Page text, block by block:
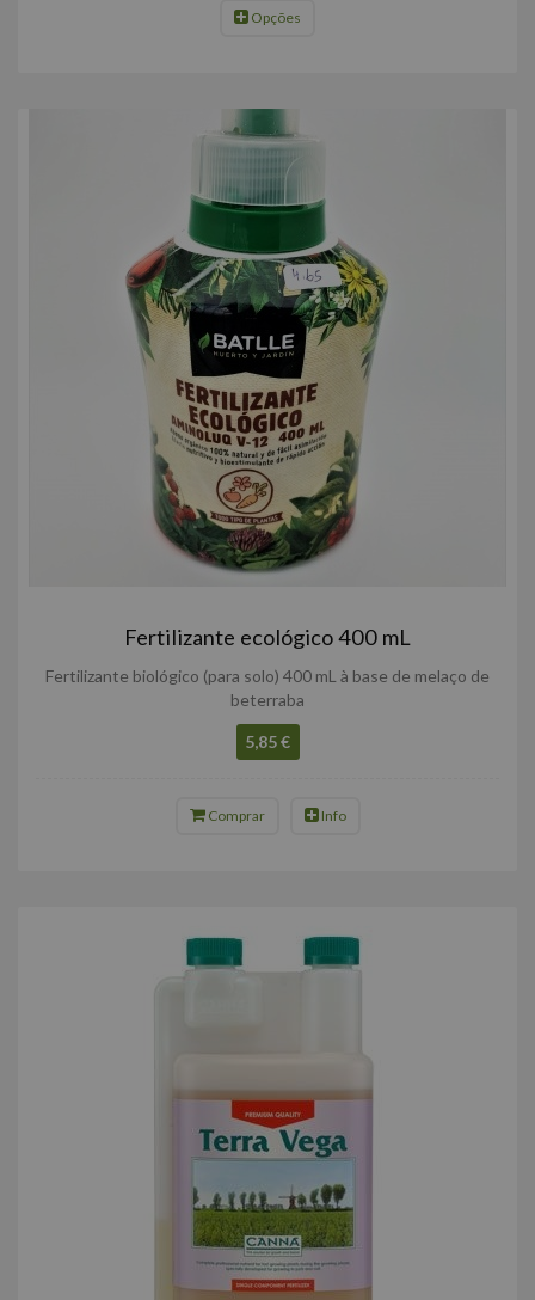
Opções
Fertilizante ecológico 400 mL
Fertilizante biológico (para solo) 400 mL à base de melaço de
beterraba
5,85 €
Comprar Info